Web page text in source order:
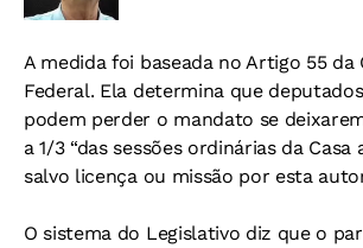
A medida foi baseada no Artigo 55
Federal. Ela determina que
podem perder o mandato se
a 1/3 “das sessões ordinárias da
salvo licença ou missão por esta
O sistema do Legislativo diz que o